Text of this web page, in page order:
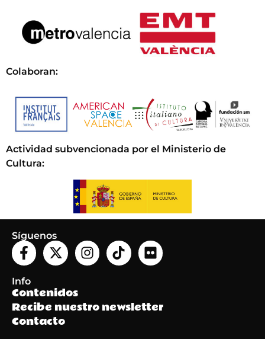
Colaboran:
Actividad subvencionada por el Ministerio de
Cultura:
Síguenos
Info
Contenidos
Recibe nuestro newsletter
Contacto